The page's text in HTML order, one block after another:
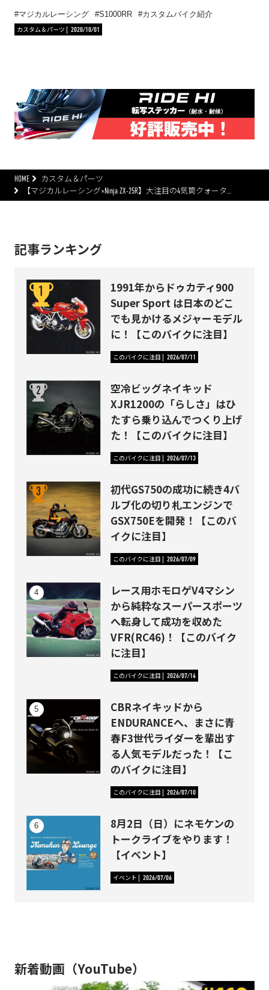
マジカルレーシング S1000RR
カスタムバイク紹介
カスタム＆パーツ
2020/10/01
HOME
カスタム＆パーツ
【マジカルレーシング×Ninja ZX-25R】大注目の4気筒クォータ…
記事ランキング
1991年からドゥカティ900
Super Sport は日本のどこ
でも見かけるメジャーモデル
に！【このバイクに注目】
このバイクに注目 2026/07/11
空冷ビッグネイキッド
XJR1200の「らしさ」はひ
たすら乗り込んでつくり上げ
た！【このバイクに注目】
このバイクに注目 2026/07/13
初代GS750の成功に続き4バ
ルブ化の切り札エンジンで
GSX750Eを開発！【このバ
イクに注目】
このバイクに注目 2026/07/09
レース用ホモロゲV4マシン
から純粋なスーパースポーツ
へ転身して成功を収めた
VFR(RC46)！【このバイク
に注目】
このバイクに注目 2026/07/14
CBRネイキッドから
ENDURANCEへ、まさに青
春F3世代ライダーを輩出す
る人気モデルだった！【こ
のバイクに注目】
このバイクに注目 2026/07/10
8月2日（日）にネモケンの
トークライブをやります！
【イベント】
イベント 2026/07/06
新着動画（YouTube）